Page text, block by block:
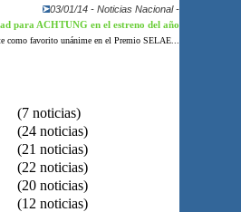
03/01/14 - Noticias Nacional -
para ACHTUNG en el estreno del año
como favorito unánime en el Premio SELAE...
(7 noticias)
(24 noticias)
(21 noticias)
(22 noticias)
(20 noticias)
(12 noticias)